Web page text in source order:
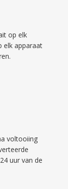
op elk
elk apparaat
voltooiing
uur van de